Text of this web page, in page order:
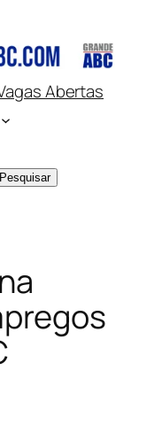
Abertas
Pesquisar